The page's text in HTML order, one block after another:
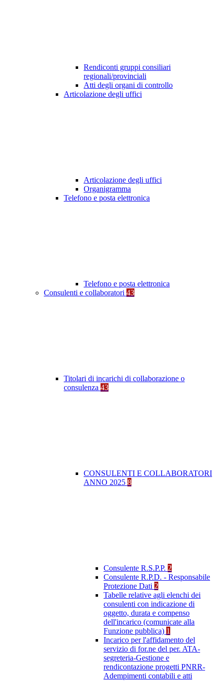
Rendiconti gruppi consiliari
regionali/provinciali
Atti degli organi di controllo
Articolazione degli uffici
Articolazione degli uffici
Organigramma
Telefono e posta elettronica
Telefono e posta elettronica
Consulenti e collaboratori 43
Titolari di incarichi di collaborazione o
consulenza 43
CONSULENTI E COLLABORATORI
ANNO 2025 8
Consulente R.S.P.P. 2
Consulente R.P.D. - Responsabile
Protezione Dati 2
Tabelle relative agli elenchi dei
consulenti con indicazione di
oggetto, durata e compenso
dell'incarico (comunicate alla
Funzione pubblica) 1
Incarico per l'affidamento del
servizio di for.ne del per. ATA-
segreteria-Gestione e
rendicontazione progetti PNRR-
Adempimenti contabili e atti